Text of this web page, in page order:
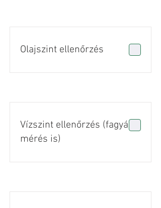
Olajszint ellenőrzés
Vízszint ellenőrzés (fagyálló
mérés is)